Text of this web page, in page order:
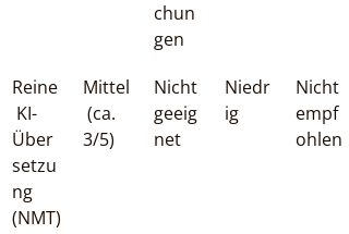
chun
gen
Reine
KI-
Über
setzu
ng
(NMT)
Mittel
(ca.
3/5)
Nicht
geeig
net
Niedr
ig
Nicht
empf
ohlen